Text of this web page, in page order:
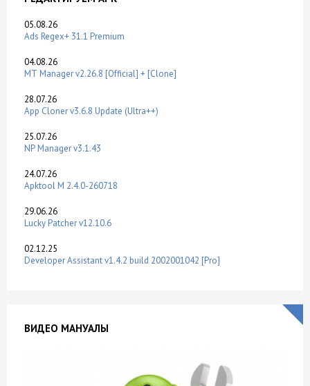
05.08.26
Ads Regex+ 31.1 Premium
04.08.26
MT Manager v2.26.8 [Official] + [Clone]
28.07.26
App Cloner v3.6.8 Update (Ultra++)
25.07.26
NP Manager v3.1.43
24.07.26
Apktool M 2.4.0-260718
29.06.26
Lucky Patcher v12.10.6
02.12.25
Developer Assistant v1.4.2 build 2002001042 [Pro]
ВИДЕО МАНУАЛЫ